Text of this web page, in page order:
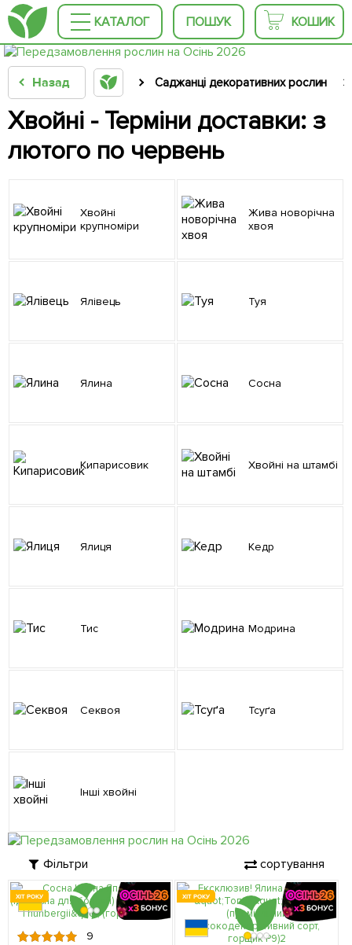
КАТАЛОГ ПОШУК КОШИК
Назад Саджанці декоративних рослин
Хвойні - Терміни доставки: з
лютого по червень
Хвойні
крупноміри
Жива новорічна
хвоя
Ялівець Туя
Ялина Сосна
Кипарисовик Хвойні на штамбі
Ялиця Кедр
Тис Модрина
Секвоя Тсуґа
Інші хвойні
Фільтри сортування
ХІТ РОКУ
9
ХІТ РОКУ